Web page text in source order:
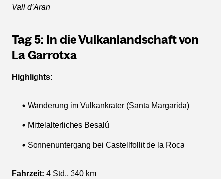
Vall d’Aran
Tag 5: In die Vulkanlandschaft von
La Garrotxa
Highlights:
Wanderung im Vulkankrater (Santa Margarida)
Mittelalterliches Besalú
Sonnenuntergang bei Castellfollit de la Roca
Fahrzeit: 4 Std., 340 km